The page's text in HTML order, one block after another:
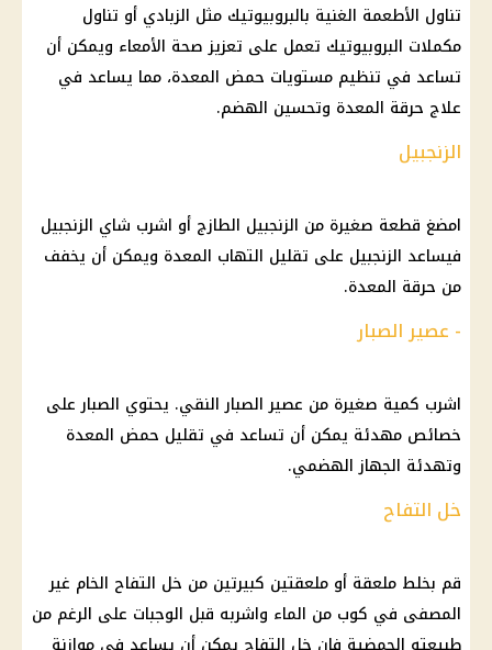
تناول الأطعمة الغنية بالبروبيوتيك مثل الزبادي أو تناول
مكملات البروبيوتيك تعمل على تعزيز صحة الأمعاء ويمكن أن
تساعد في تنظيم مستويات حمض المعدة، مما يساعد في
علاج حرقة المعدة وتحسين الهضم.
الزنجبيل
امضغ قطعة صغيرة من الزنجبيل الطازج أو اشرب شاي الزنجبيل
فيساعد الزنجبيل على تقليل التهاب المعدة ويمكن أن يخفف
من حرقة المعدة.
- عصير الصبار
اشرب كمية صغيرة من عصير الصبار النقي. يحتوي الصبار على
خصائص مهدئة يمكن أن تساعد في تقليل حمض المعدة
وتهدئة الجهاز الهضمي.
خل التفاح
قم بخلط ملعقة أو ملعقتين كبيرتين من خل التفاح الخام غير
المصفى في كوب من الماء واشربه قبل الوجبات على الرغم من